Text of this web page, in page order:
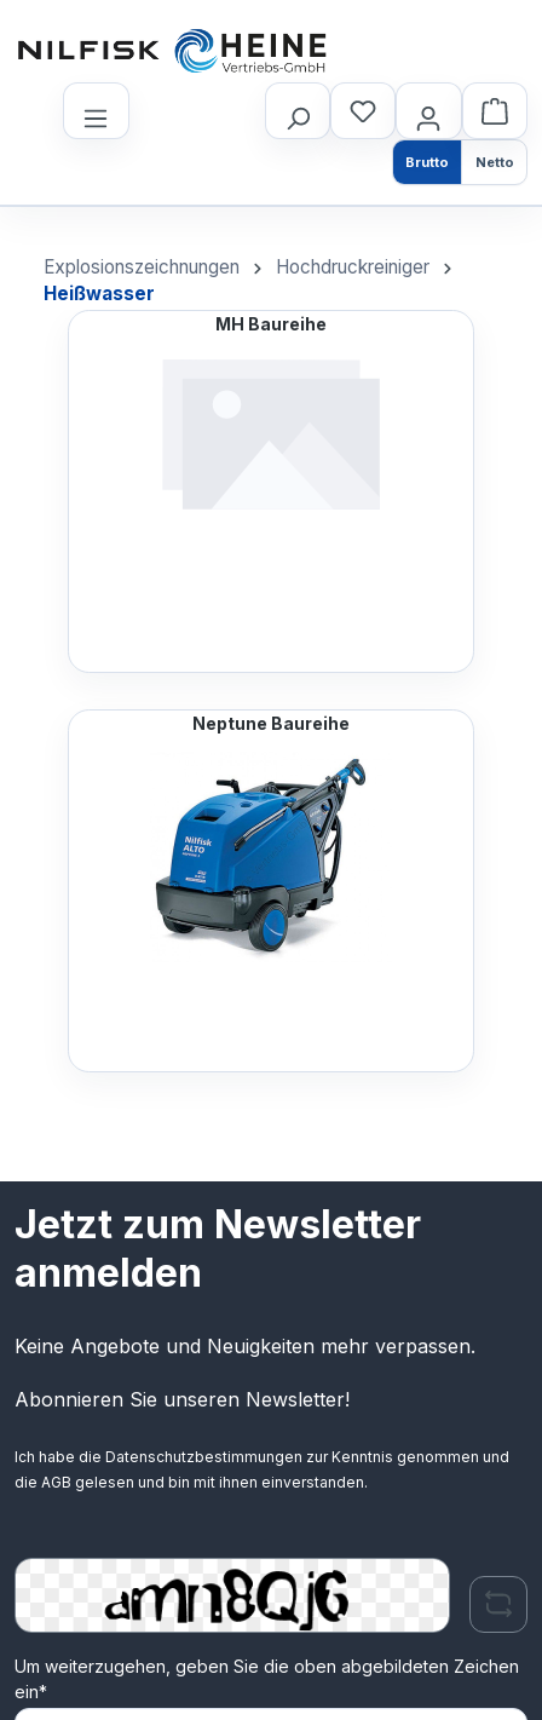
Brutto Netto
Explosionszeichnungen
Hochdruckreiniger
Heißwasser
MH Baureihe
Neptune Baureihe
Jetzt zum Newsletter
anmelden
Keine Angebote und Neuigkeiten mehr verpassen.
Abonnieren Sie unseren Newsletter!
Ich habe die Datenschutzbestimmungen zur Kenntnis genommen und
die AGB gelesen und bin mit ihnen einverstanden.
Um weiterzugehen, geben Sie die oben abgebildeten Zeichen
ein*